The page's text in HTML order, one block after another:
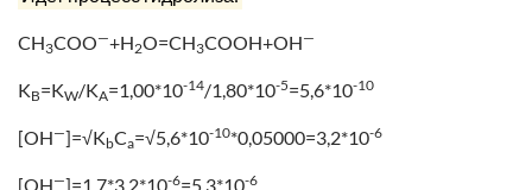
CH3COO—+H2O=CH3COOH+OH—
KB=KW/KA=1,00*10-14/1,80*10-5=5,6*10-10
[OH—]=√KbCa=√5,6*10-10*0,05000=3,2*10-6
[OH—]=1,7*3,2*10-6=5,3*10-6